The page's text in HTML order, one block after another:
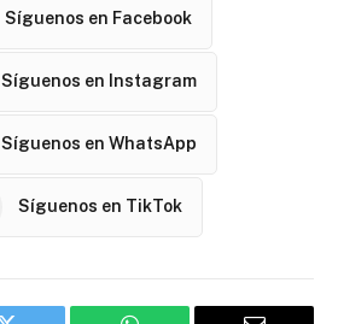
Síguenos en Facebook
Síguenos en Instagram
Síguenos en WhatsApp
Síguenos en TikTok